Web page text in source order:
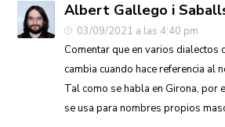
Albert Gallego i
03/09/2021 a las 4:40 pm
Comentar que en varios dialectos
cambia cuando hace referencia al
Tal como se habla en Girona, por
se usa para nombres propios